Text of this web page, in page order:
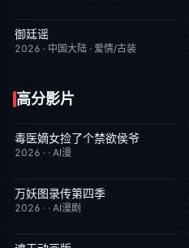
更新至第22集
御廷谣
2026 · 中国大陆 · 爱情/古装
高分影片
完结
毒医嫡女捡了个禁欲侯爷
2026 · · AI漫
完结
万妖图录传第四季
2026 · · AI漫剧